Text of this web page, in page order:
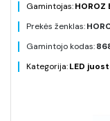
Gamintojas:HOROZ
Prekės ženklas:
Gamintojo kodas:
Kategorija:LED